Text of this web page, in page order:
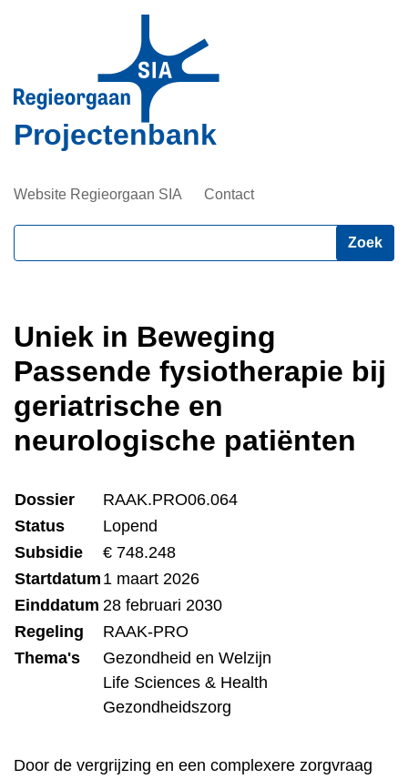
de
inhoud
gaan
Projectenbank
Website Regieorgaan SIA Contact
Uniek in Beweging
Passende fysiotherapie bij
geriatrische en
neurologische patiënten
Dossier
RAAK.PRO06.064
Status
Lopend
Subsidie
€ 748.248
Startdatum 1 maart 2026
Einddatum 28 februari 2030
Regeling
RAAK-PRO
Thema's
Gezondheid en Welzijn
Life Sciences & Health
Gezondheidszorg
Door de vergrijzing en een complexere zorgvraag